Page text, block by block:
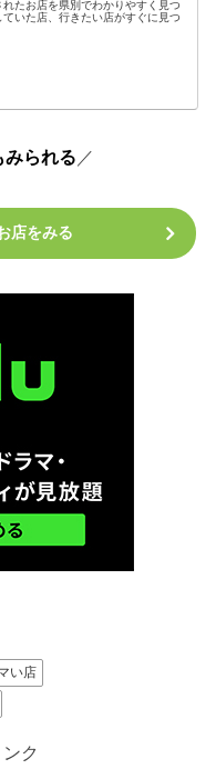
たお店を県別でわかりやすく見つ
いた店、行きたい店がすぐに見つ
みられる ／
店をみる
い店
ク